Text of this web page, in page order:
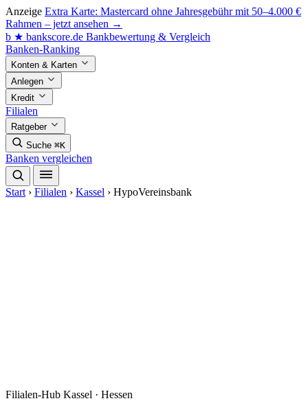
Anzeige Extra Karte: Mastercard ohne Jahresgebühr mit 50–4.000 €
Rahmen – jetzt ansehen →
b ★ bankscore.de Bankbewertung & Vergleich
Banken-Ranking
Konten & Karten
Anlegen
Kredit
Filialen
Ratgeber
Suche ⌘K
Banken vergleichen
Start › Filialen › Kassel › HypoVereinsbank
Filialen-Hub Kassel · Hessen